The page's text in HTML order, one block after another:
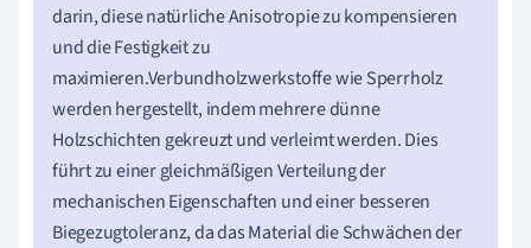
darin, diese natürliche Anisotropie zu kompensieren
und die Festigkeit zu
maximieren.Verbundholzwerkstoffe wie Sperrholz
werden hergestellt, indem mehrere dünne
Holzschichten gekreuzt und verleimt werden. Dies
führt zu einer gleichmäßigen Verteilung der
mechanischen Eigenschaften und einer besseren
Biegezugtoleranz, da das Material die Schwächen der